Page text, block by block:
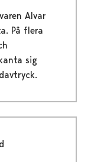
Alvar
På flera
sig